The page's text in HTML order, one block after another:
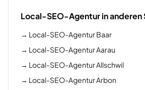
Local-SEO-Agentur in anderen
→ Local-SEO-Agentur Baar
→ Local-SEO-Agentur Aarau
→ Local-SEO-Agentur Allschwil
→ Local-SEO-Agentur Arbon